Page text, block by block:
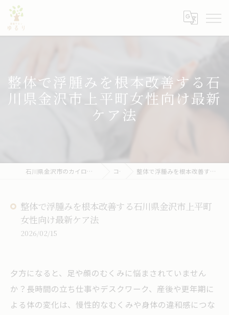
整体で浮腫みを根本改善する石
川県金沢市上平町女性向け最新
ケア法
石川県金沢市のカイロプラクティックなら健康サロン ゆるり コラム 整体で浮腫みを根本改善する石川県金沢市上平町女性向け最新ケア法
整体で浮腫みを根本改善する石川県金沢市上平町
女性向け最新ケア法
2026/02/15
夕方になると、足や顔のむくみに悩まされていません
か？長時間の立ち仕事やデスクワーク、産後や更年期に
よる体の変化は、慢性的なむくみや身体の違和感につな